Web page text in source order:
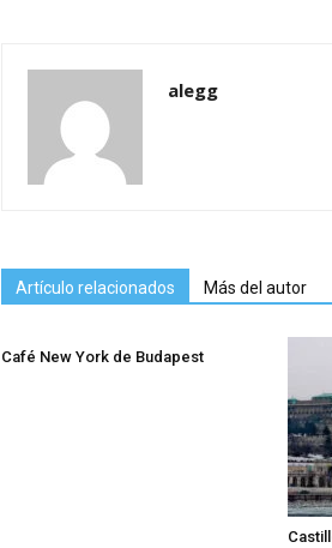
alegg
Artículo relacionados Más del autor
Café New York de Budapest